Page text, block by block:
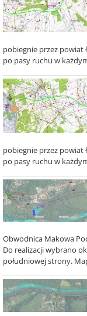
pobiegnie przez powiat
po pasy ruchu w
pobiegnie przez powiat
po pasy ruchu w
Obwodnica Makowa
Do realizacji wybrano
południowej strony.